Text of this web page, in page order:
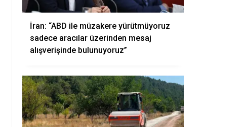
İran: “ABD ile müzakere yürütmüyoruz
sadece aracılar üzerinden mesaj
alışverişinde bulunuyoruz”